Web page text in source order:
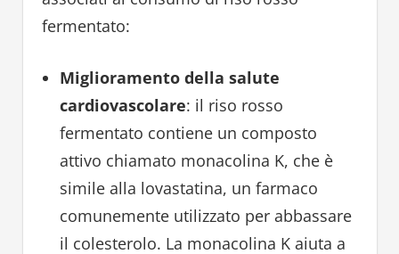
fermentato:
Miglioramento della salute
cardiovascolare: il riso rosso
fermentato contiene un composto
attivo chiamato monacolina K, che è
simile alla lovastatina, un farmaco
comunemente utilizzato per abbassare
il colesterolo. La monacolina K aiuta a